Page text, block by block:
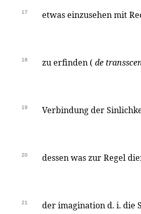
17 etwas einzusehen mit
18 zu erfinden ( de
19 Verbindung der
20 dessen was zur Regel
21 der imagination d. i. die